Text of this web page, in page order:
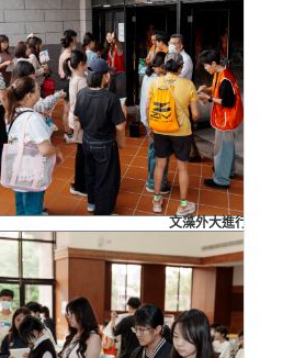
文藻外大進行115學